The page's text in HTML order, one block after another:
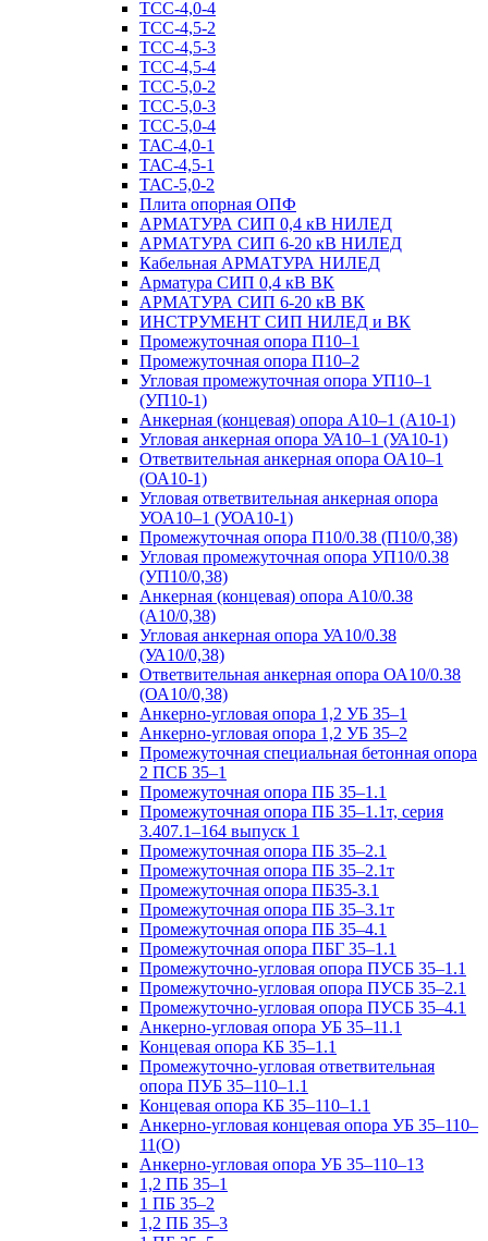
ТСС-4,0-4
ТСС-4,5-2
ТСС-4,5-3
ТСС-4,5-4
ТСС-5,0-2
ТСС-5,0-3
ТСС-5,0-4
ТАС-4,0-1
ТАС-4,5-1
ТАС-5,0-2
Плита опорная ОПФ
АРМАТУРА СИП 0,4 кВ НИЛЕД
АРМАТУРА СИП 6-20 кВ НИЛЕД
Кабельная АРМАТУРА НИЛЕД
Арматура СИП 0,4 кВ ВК
АРМАТУРА СИП 6-20 кВ ВК
ИНСТРУМЕНТ СИП НИЛЕД и ВК
Промежуточная опора П10–1
Промежуточная опора П10–2
Угловая промежуточная опора УП10–1
(УП10-1)
Анкерная (концевая) опора А10–1 (А10-1)
Угловая анкерная опора УА10–1 (УА10-1)
Ответвительная анкерная опора ОА10–1
(ОА10-1)
Угловая ответвительная анкерная опора
УОА10–1 (УОА10-1)
Промежуточная опора П10/0.38 (П10/0,38)
Угловая промежуточная опора УП10/0.38
(УП10/0,38)
Анкерная (концевая) опора А10/0.38
(А10/0,38)
Угловая анкерная опора УА10/0.38
(УА10/0,38)
Ответвительная анкерная опора ОА10/0.38
(ОА10/0,38)
Анкерно-угловая опора 1,2 УБ 35–1
Анкерно-угловая опора 1,2 УБ 35–2
Промежуточная специальная бетонная опора
2 ПСБ 35–1
Промежуточная опора ПБ 35–1.1
Промежуточная опора ПБ 35–1.1т, серия
3.407.1–164 выпуск 1
Промежуточная опора ПБ 35–2.1
Промежуточная опора ПБ 35–2.1т
Промежуточная опора ПБ35-3.1
Промежуточная опора ПБ 35–3.1т
Промежуточная опора ПБ 35–4.1
Промежуточная опора ПБГ 35–1.1
Промежуточно-угловая опора ПУСБ 35–1.1
Промежуточно-угловая опора ПУСБ 35–2.1
Промежуточно-угловая опора ПУСБ 35–4.1
Анкерно-угловая опора УБ 35–11.1
Концевая опора КБ 35–1.1
Промежуточно-угловая ответвительная
опора ПУБ 35–110–1.1
Концевая опора КБ 35–110–1.1
Анкерно-угловая концевая опора УБ 35–110–
11(О)
Анкерно-угловая опора УБ 35–110–13
1,2 ПБ 35–1
1 ПБ 35–2
1,2 ПБ 35–3